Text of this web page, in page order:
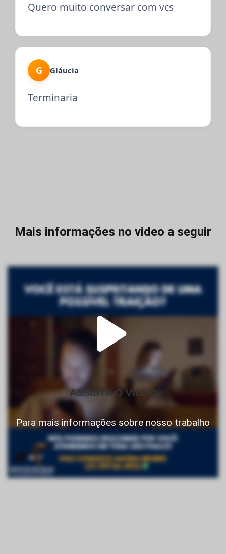
Quero muito conversar com vcs
G Gláucia
Terminaria
Mais informações no video a seguir
ASSISTA O VIDEO
Para mais informações sobre nosso trabalho